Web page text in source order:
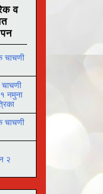
व
चाचणी
नमुना
चाचणी
२